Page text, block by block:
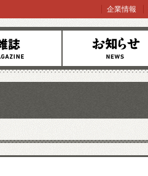
お知らせ
企業情報